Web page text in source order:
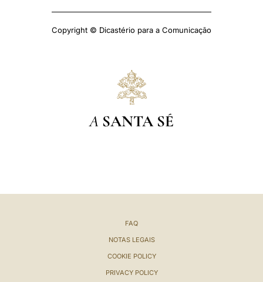
Copyright © Dicastério para a Comunicação
A SANTA SÉ
FAQ
NOTAS LEGAIS
COOKIE POLICY
PRIVACY POLICY